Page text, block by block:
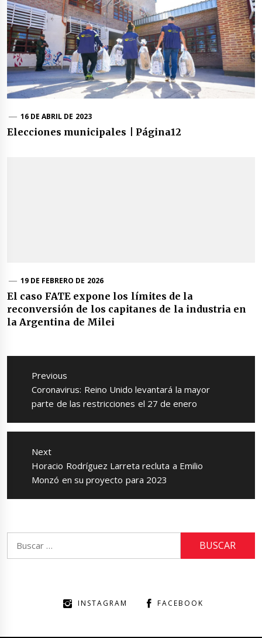
16 DE ABRIL DE 2023
Elecciones municipales | Página12
19 DE FEBRERO DE 2026
El caso FATE expone los límites de la
reconversión de los capitanes de la industria en
la Argentina de Milei
Navegación
entradas
Previous
Previous
post:
Coronavirus: Reino Unido levantará la mayor
parte de las restricciones el 27 de enero
Next
Next
post:
Horacio Rodríguez Larreta recluta a Emilio
Monzó en su proyecto para 2023
INSTAGRAM FACEBOOK